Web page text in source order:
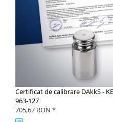
Certificat de calibrare DAkkS -
963-127
705,67 RON *